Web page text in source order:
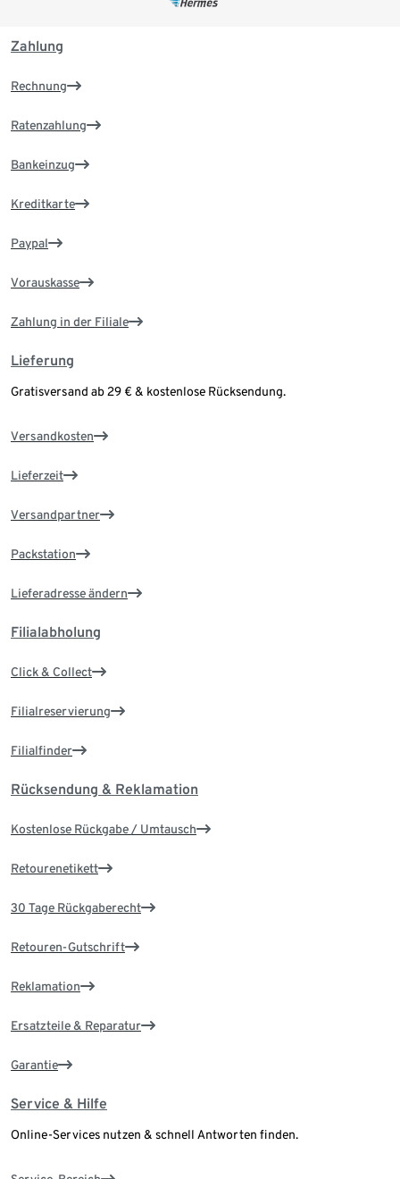
Zahlung
Rechnung
Ratenzahlung
Bankeinzug
Kreditkarte
Paypal
Vorauskasse
Zahlung in der Filiale
Lieferung
Gratisversand ab 29 € & kostenlose Rücksendung.
Versandkosten
Lieferzeit
Versandpartner
Packstation
Lieferadresse ändern
Filialabholung
Click & Collect
Filialreservierung
Filialfinder
Rücksendung & Reklamation
Kostenlose Rückgabe / Umtausch
Retourenetikett
30 Tage Rückgaberecht
Retouren-Gutschrift
Reklamation
Ersatzteile & Reparatur
Garantie
Service & Hilfe
Online-Services nutzen & schnell Antworten finden.